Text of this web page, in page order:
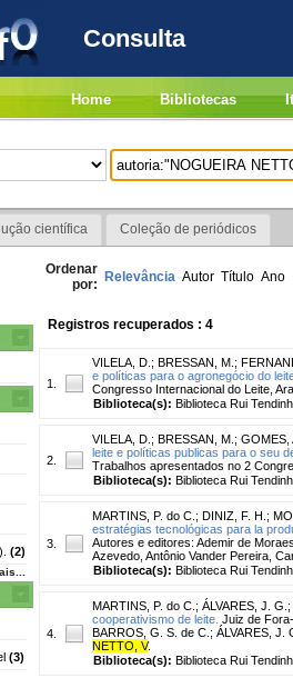
Consulta
Home Bibliotecas
científica Coleção de periódicos
(2)
(3)
Ordenar
por: Relevância Autor Título Ano
Registros recuperados : 4
1.
VILELA, D. ; BRESSAN, M. ;
e políticas para o agronegócio do
Congresso Internacional do Leite,
Biblioteca(s): Biblioteca Rui
2.
VILELA, D. ; BRESSAN, M. ; GOMES,
leite e políticas publicas para o seu
Trabalhos apresentados no 2
Biblioteca(s): Biblioteca Rui
3.
MARTINS, P. do C. ; DINIZ, F. H. ;
estratégias tecnológicas para la
Autores e editores: Ademir de
Azevedo, Antônio Vander Pereira,
Biblioteca(s): Biblioteca Rui
4.
MARTINS, P. do C. ; ÁLVARES, J. G. ;
cooperativismo de leite. Juiz de
BARROS, G. S. de C.; ÁLVARES,
NETTO, V.
Biblioteca(s): Biblioteca Rui